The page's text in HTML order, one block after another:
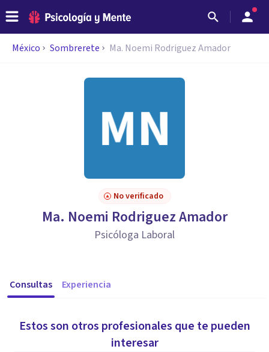
México Sombrerete Ma. Noemi Rodriguez Amador
No verificado
Ma. Noemi Rodriguez Amador
Psicóloga Laboral
Consultas Experiencia
Estos son otros profesionales que te pueden
interesar